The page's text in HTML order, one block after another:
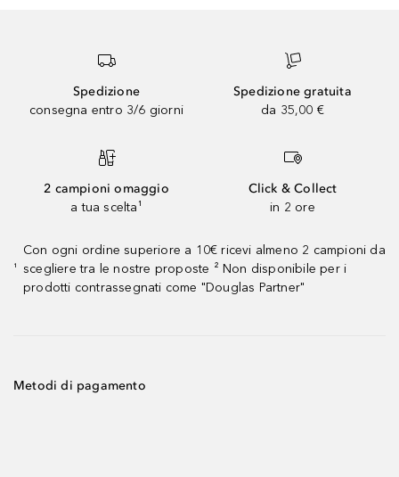
Spedizione
consegna entro 3/6 giorni
Spedizione gratuita
da 35,00 €
2 campioni omaggio
a tua scelta¹
Click & Collect
in 2 ore
¹
Con ogni ordine superiore a 10€ ricevi almeno 2 campioni da
scegliere tra le nostre proposte ² Non disponibile per i
prodotti contrassegnati come "Douglas Partner"
Metodi di pagamento